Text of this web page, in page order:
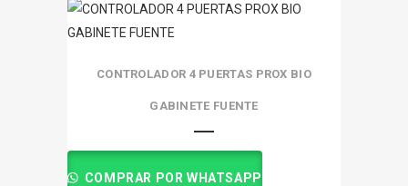
CONTROLADOR 4 PUERTAS PROX BIO
GABINETE FUENTE
COMPRAR POR WHATSAPP